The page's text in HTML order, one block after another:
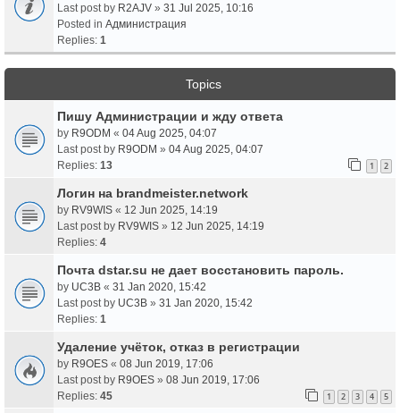
Last post by R2AJV » 31 Jul 2025, 10:16
Posted in Администрация
Replies: 1
Topics
Пишу Администрации и жду ответа
by R9ODM « 04 Aug 2025, 04:07
Last post by R9ODM » 04 Aug 2025, 04:07
Replies: 13 1 2
Логин на brandmeister.network
by RV9WIS « 12 Jun 2025, 14:19
Last post by RV9WIS » 12 Jun 2025, 14:19
Replies: 4
Почта dstar.su не дает восстановить пароль.
by UC3B « 31 Jan 2020, 15:42
Last post by UC3B » 31 Jan 2020, 15:42
Replies: 1
Удаление учёток, отказ в регистрации
by R9OES « 08 Jun 2019, 17:06
Last post by R9OES » 08 Jun 2019, 17:06
Replies: 45 1 2 3 4 5